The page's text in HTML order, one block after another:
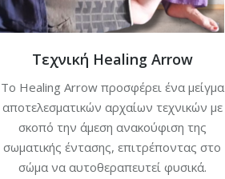
Τεχνική Healing Arrow
Το Healing Arrow προσφέρει ένα μείγμα
αποτελεσματικών αρχαίων τεχνικών με
σκοπό την άμεση ανακούφιση της
σωματικής έντασης, επιτρέποντας στο
σώμα να αυτοθεραπευτεί φυσικά.